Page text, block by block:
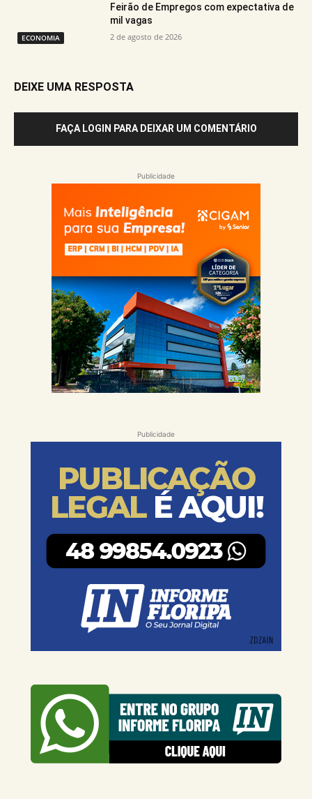
ECONOMIA
Feirão de Empregos com expectativa de
mil vagas
2 de agosto de 2026
DEIXE UMA RESPOSTA
FAÇA LOGIN PARA DEIXAR UM COMENTÁRIO
Publicidade
Publicidade